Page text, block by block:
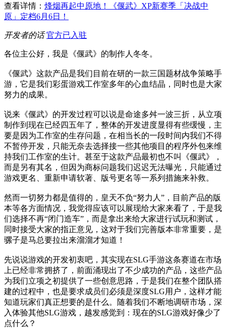
查看详情： 烽烟再起中原地！《偃武》XP新赛季「决战中
原」定档6月6日！
开发者的话 官方已入驻
各位主公好，我是《偃武》的制作人冬冬。
《偃武》这款产品是我们目前在研的一款三国题材战争策略手
游，它是我们彩蛋游戏工作室多年的心血结晶，同时也是大家
努力的成果。
说来《偃武》的开发过程可以说是命途多舛一波三折，从立项
制作到现在已经四五年了，整体的开发进度显得有些缓慢，主
要是因为工作室的生存问题，在相当长的一段时间内我们不得
不暂停开发，只能无奈去选择接一些其他项目的程序外包来维
持我们工作室的生计。甚至于这款产品最初也不叫《偃武》，
而是另有其名，但因为商标问题我们迟迟无法曝光，只能通过
游戏更名、重新申请软著、版号更名等一系列措施来补救。
然而一切努力都是值得的，皇天不负“努力人”，目前产品的版
本等各方面情况，我觉得应该可以展现给大家来看了，于是我
们选择不再“闭门造车”，而是拿出来给大家进行试玩和测试，
同时接受大家的指正意见，这对于我们完善版本非常重要，是
骡子是马总要拉出来溜溜才知道！
先说说游戏的开发初衷吧，其实现在SLG手游这条赛道在市场
上已经非常拥挤了，前面涌现出了不少成功的产品，这些产品
为我们立项之初提供了一些创意思路，于是我们在整个团队搭
建的过程中，也是要求成员们必须是深度SLG用户，这样才能
知道玩家们真正想要的是什么。随着我们不断地调研市场，深
入体验其他SLG游戏，越发感觉到：现在的SLG游戏好像少了
点什么？